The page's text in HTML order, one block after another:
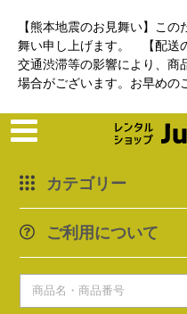
【熊本地震のお見舞い】こ
舞い申し上げます。 【配送
交通渋滞等の影響により、商
場合がございます。お早めの
カテゴリー
ご利用について